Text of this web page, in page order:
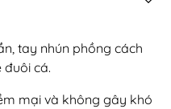
tay nhún phồng cách
đuôi cá.
mại và không gây khó